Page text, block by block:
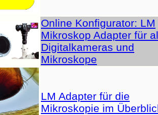
Online Konfigurator: LM
Mikroskop Adapter für
Digitalkameras und
Mikroskope
LM Adapter für die
Mikroskopie im